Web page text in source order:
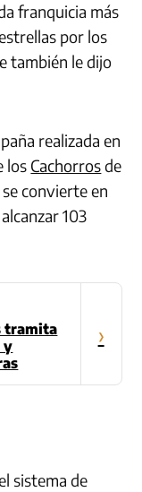
franquicia más
por los
también le dijo
realizada en
los Cachorrosde
convierte en
103
tramita
y
›
sistema de